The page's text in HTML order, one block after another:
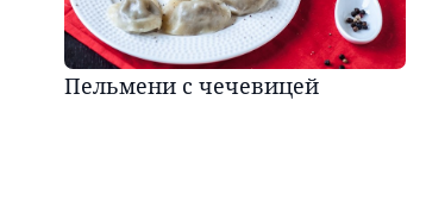
Пельмени с чечевицей